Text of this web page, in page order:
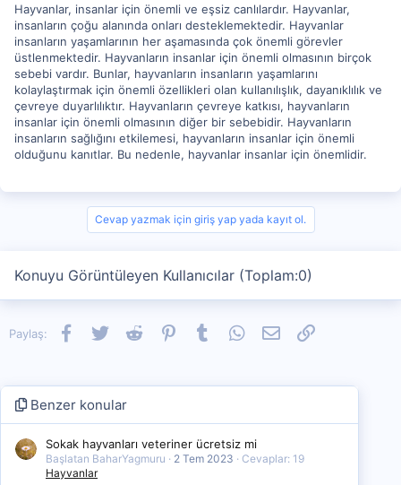
Hayvanlar, insanlar için önemli ve eşsiz canlılardır. Hayvanlar,
insanların çoğu alanında onları desteklemektedir. Hayvanlar
insanların yaşamlarının her aşamasında çok önemli görevler
üstlenmektedir. Hayvanların insanlar için önemli olmasının birçok
sebebi vardır. Bunlar, hayvanların insanların yaşamlarını
kolaylaştırmak için önemli özellikleri olan kullanılışlık, dayanıklılık ve
çevreye duyarlılıktır. Hayvanların çevreye katkısı, hayvanların
insanlar için önemli olmasının diğer bir sebebidir. Hayvanların
insanların sağlığını etkilemesi, hayvanların insanlar için önemli
olduğunu kanıtlar. Bu nedenle, hayvanlar insanlar için önemlidir.
Cevap yazmak için giriş yap yada kayıt ol.
Konuyu Görüntüleyen Kullanıcılar (Toplam:0)
Paylaş: Facebook
TwitterReddit PinterestTumblrWhatsApp
E-postaLink
Benzer konular
Sokak hayvanları veteriner ücretsiz mi
Başlatan BaharYagmuru 2 Tem 2023
Cevaplar: 19
Hayvanlar